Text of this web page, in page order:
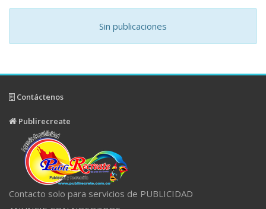
Sin publicaciones
Contáctenos
Publirecreate
Contacto solo para servicios de PUBLICIDAD